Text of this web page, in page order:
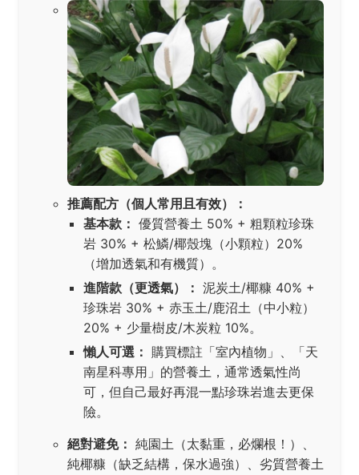
推薦配方（個人常用且有效）：
基本款： 優質營養土 50% + 粗顆粒珍珠
岩 30% + 松鱗/椰殼塊（小顆粒）20%
（增加透氣和有機質）。
進階款（更透氣）： 泥炭土/椰糠 40% +
珍珠岩 30% + 赤玉土/鹿沼土（中小粒）
20% + 少量樹皮/木炭粒 10%。
懶人可選： 購買標註「室內植物」、「天
南星科專用」的營養土，通常透氣性尚
可，但自己最好再混一點珍珠岩進去更保
險。
絕對避免： 純園土（太黏重，必爛根！）、
純椰糠（缺乏結構，保水過強）、劣質營養土